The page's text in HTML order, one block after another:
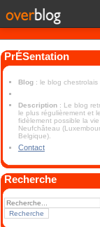
PrÉSentation
Blog : le blog chestrolais
Description : Le blog
le plus régulièrement et
fidèlement possible la vie
Neufchâteau
Belgique).
Contact
Recherche